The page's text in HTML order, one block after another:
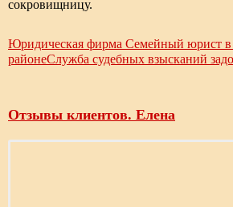
сокровищницу.
Юридическая фирма Семейный юрист
районеСлужба судебных взысканий
Отзывы клиентов. Елена